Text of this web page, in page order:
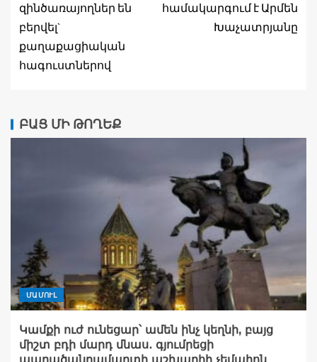
զինծառայողներ են
բերվել`
քաղաքացիական
հագուստներով
համակարգում է Արմեն
Խաչատրյանը
ԲԱՑ ՄԻ ԹՈՂԵՔ
ՄԱՄՈՒԼ
Կամքի ուժ ունեցար՝ ամեն ինչ կեղնի, բայց
միշտ բդի մարդ մնաս․ գյումրեցի